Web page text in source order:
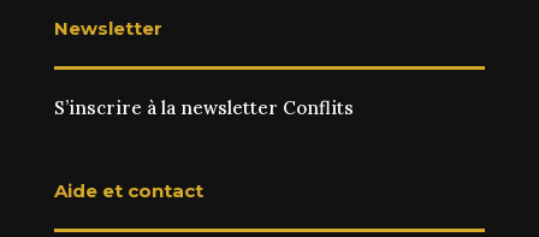
Newsletter
S’inscrire à la newsletter Conflits
Aide et contact